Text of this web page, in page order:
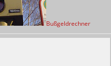
Bußgeldrechner